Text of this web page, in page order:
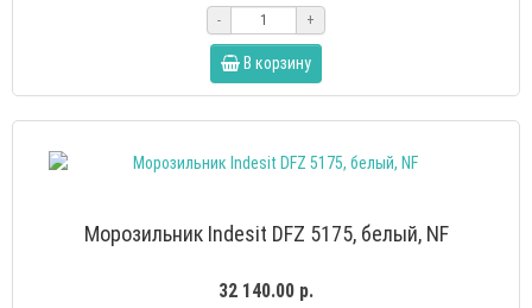
- +
В корзину
Морозильник Indesit DFZ 5175, белый, NF
32 140.00 р.